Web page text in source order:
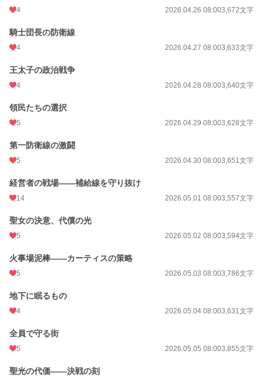
4 2026.04.26 08:003,672文字
騎士団長の防衛線
4 2026.04.27 08:003,633文字
王太子の政治戦争
4 2026.04.28 08:003,640文字
領民たちの選択
5 2026.04.29 08:003,628文字
第一防衛線の激闘
5 2026.04.30 08:003,651文字
経営者の戦場——補給線を守り抜け
14 2026.05.01 08:003,557文字
聖女の決意、代償の光
5 2026.05.02 08:003,594文字
火事場泥棒——カーティスの策略
5 2026.05.03 08:003,786文字
地下に眠るもの
4 2026.05.04 08:003,631文字
全員で守る街
5 2026.05.05 08:003,855文字
聖光の代価——決戦の刻